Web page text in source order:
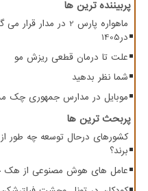
پربیننده ترین ها
ماهواره پارس 2 در
در1405
علت تا درمان قطعی ریزش مو
شما نظر بدهید
موبایل در مدارس جمهوری چک
پربحث ترین ها
کشورهای درحال توسعه چه طور
برند؟
عامل های هوش مصنوعی از هک